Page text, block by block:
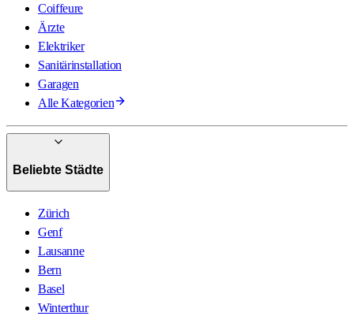
Coiffeure
Ärzte
Elektriker
Sanitärinstallation
Garagen
Alle Kategorien
Beliebte Städte
Zürich
Genf
Lausanne
Bern
Basel
Winterthur